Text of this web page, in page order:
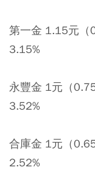
第一金 1.15元（
3.15%
永豐金 1元（
3.52%
合庫金 1元（
2.52%